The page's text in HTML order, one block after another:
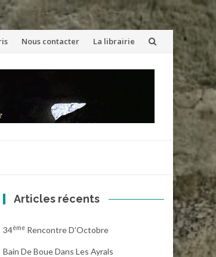
Nous contacter La librairie
Articles récents
34Ème Rencontre D’Octobre
Bain De Boue Dans Les Ayrals